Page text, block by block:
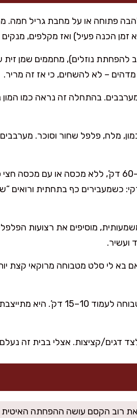
פתוחה או על מחבת גריל חמה.
להפחתת נוזלים), מחממים שמן זית
בהתחלה זה נראה כמו המון
מלח, פלפל שחור וסוכר.
כשמעבירים כף בתחתית ורואים
מוסיפים את רצועות
מכבים את האש ונותנים
דגים/קציצות. אצלי בבית זה
רוב הקסם עושה ההפחתה